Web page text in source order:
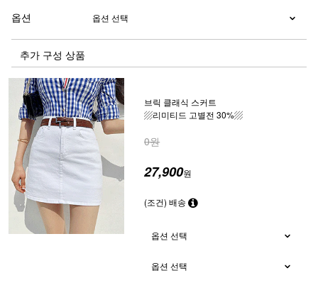
옵션
추가 구성 상품
브릭 클래식 스커트
▨리미티드 고별전 30%▨
0원
27,900원
(조건) 배송